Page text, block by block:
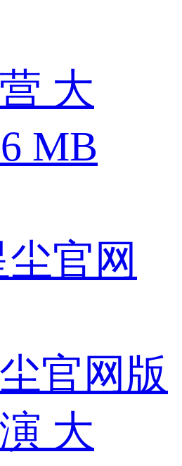
大
MB
官网版
大